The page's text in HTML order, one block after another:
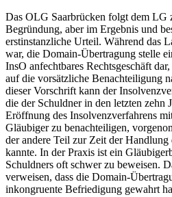
Das OLG Saarbrücken folgt dem LG
Begründung, aber im Ergebnis und
erstinstanzliche Urteil. Während das
war, die Domain-Übertragung stelle
InsO anfechtbares Rechtsgeschäft
auf die vorsätzliche Benachteiligung
dieser Vorschrift kann der
die der Schuldner in den letzten zehn
Eröffnung des Insolvenzverfahrens
Gläubiger zu benachteiligen,
der andere Teil zur Zeit der Handlung
kannte. In der Praxis ist ein
Schuldners oft schwer zu beweisen.
verweisen, dass die Domain-
inkongruente Befriedigung gewahrt